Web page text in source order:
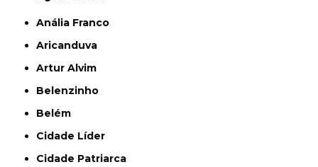
Anália Franco
Aricanduva
Artur Alvim
Belenzinho
Belém
Cidade Líder
Cidade Patriarca